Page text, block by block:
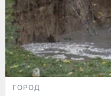
ГОРОД